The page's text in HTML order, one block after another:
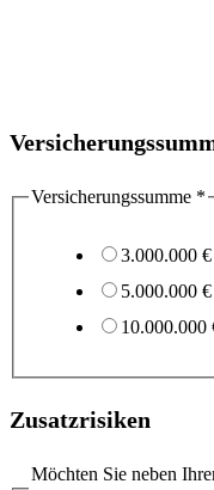
Versicherungssumme *
3.000.000
5.000.000
10.000.000
Zusatzrisiken
Möchten Sie neben